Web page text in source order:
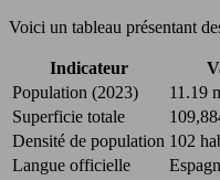
Voici un tableau présentant
Indicateur
Population (2023)
11.19
Superficie totale
Densité de population 102
Langue officielle